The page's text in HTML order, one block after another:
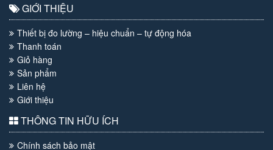
GIỚI THIỆU
Thiết bị đo lường – hiệu chuẩn – tự động hóa
Thanh toán
Giỏ hàng
Sản phẩm
Liên hệ
Giới thiệu
THÔNG TIN HỮU ÍCH
Chính sách bảo mật